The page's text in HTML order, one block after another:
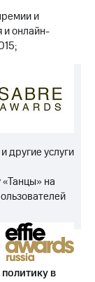
и
и онлайн-
другие услуги
на
в